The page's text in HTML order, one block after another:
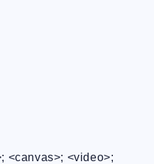
<canvas>; <video>;